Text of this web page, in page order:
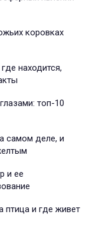
коровках
находится,
топ-10
самом деле, и
и ее
птица и где живет